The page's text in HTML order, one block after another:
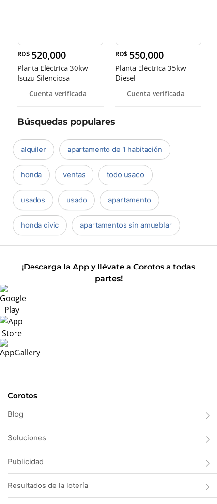
RD$ 520,000
Planta Eléctrica 30kw
Isuzu Silenciosa
Cuenta verificada
RD$ 550,000
Planta Eléctrica 35kw
Diesel
Cuenta verificada
Búsquedas populares
alquiler apartamento de 1 habitación
honda ventas todo usado
usados usado apartamento
honda civic apartamentos sin amueblar
¡Descarga la App y llévate a Corotos a todas
partes!
Corotos
Blog
Soluciones
Publicidad
Resultados de la lotería